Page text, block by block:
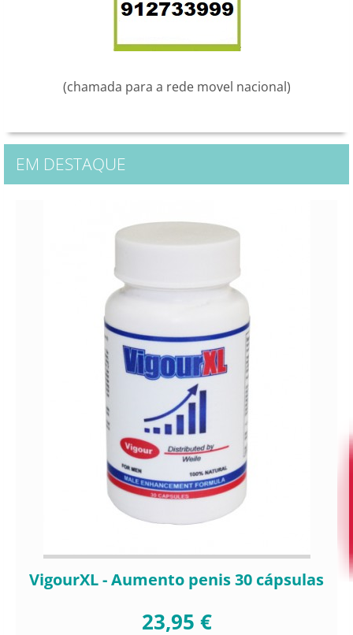
(chamada para a rede movel nacional)
EM DESTAQUE
VigourXL - Aumento penis 30 cápsulas
23,95 €